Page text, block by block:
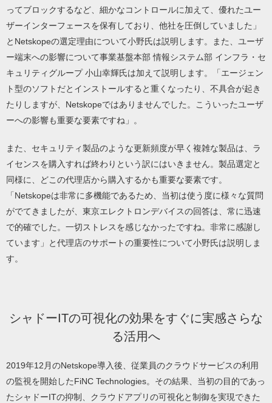
ってブロックするなど、細かなコントロールに加えて、優れたユー
ザーインターフェースを保有しており、他社を圧倒していました」
とNetskopeの選定理由について小野氏は説明します。また、ユーザ
ー端末への影響について事業基盤本部 情報システム部 インフラ・セ
キュリティグループ 小山幸輝氏は加えて説明します。「エージェン
ト型のソフトだとインストールすると重くなったり、不具合が起き
たりしますが、Netskopeではありませんでした。こういったユーザ
ーへの影響も重要な要素ですね」。
また、セキュリティ製品のような更新頻度が早く複雑な製品は、ラ
イセンスを購入すれば終わりという訳にはいきません。製品選定と
同様に、どこの代理店から購入するかも重要な要素です。
「Netskopeは非常に多機能であるため、当初は使う度に様々な質問
がでてきましたが、東京エレクトロンデバイスの回答は、常に迅速
で的確でした。一切ストレスを感じなかったですね。非常に感謝し
ています」と代理店のサポートの重要性について小野氏は説明しま
す。
シャドーITの可視化の効果をすぐに実感さらな
る活用へ
2019年12月のNetskope導入後、従業員のクラウドサービスの利用
の監視を開始したFiNC Technologies。その結果、当初の目的であっ
たシャドーITの抑制、クラウドアプリの可視化と制御を実現できた